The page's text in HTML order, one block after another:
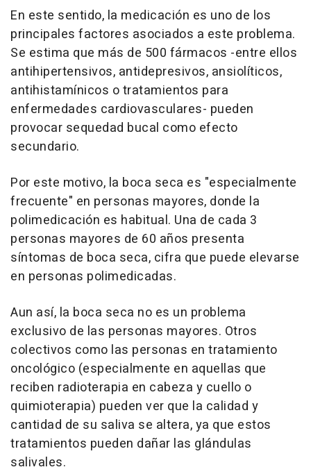
En este sentido, la medicación es uno de los
principales factores asociados a este problema.
Se estima que más de 500 fármacos -entre ellos
antihipertensivos, antidepresivos, ansiolíticos,
antihistamínicos o tratamientos para
enfermedades cardiovasculares- pueden
provocar sequedad bucal como efecto
secundario.
Por este motivo, la boca seca es "especialmente
frecuente" en personas mayores, donde la
polimedicación es habitual. Una de cada 3
personas mayores de 60 años presenta
síntomas de boca seca, cifra que puede elevarse
en personas polimedicadas.
Aun así, la boca seca no es un problema
exclusivo de las personas mayores. Otros
colectivos como las personas en tratamiento
oncológico (especialmente en aquellas que
reciben radioterapia en cabeza y cuello o
quimioterapia) pueden ver que la calidad y
cantidad de su saliva se altera, ya que estos
tratamientos pueden dañar las glándulas
salivales.